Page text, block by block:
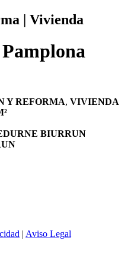
| Vivienda
Y REFORMA, VIVIENDA
BIURRUN
| Aviso Legal